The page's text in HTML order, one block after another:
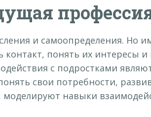
и самоопределения. Но
контакт, понять их интересы и
с подростками
свои потребности,
моделируют навыки